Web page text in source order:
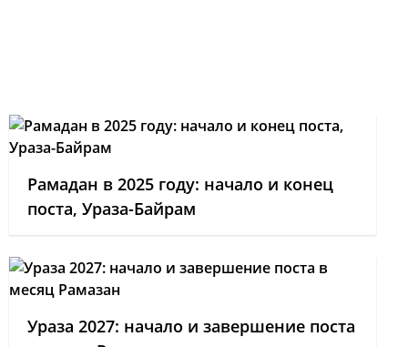
Рамадан в 2025 году: начало и конец
поста, Ураза-Байрам
Ураза 2027: начало и завершение поста